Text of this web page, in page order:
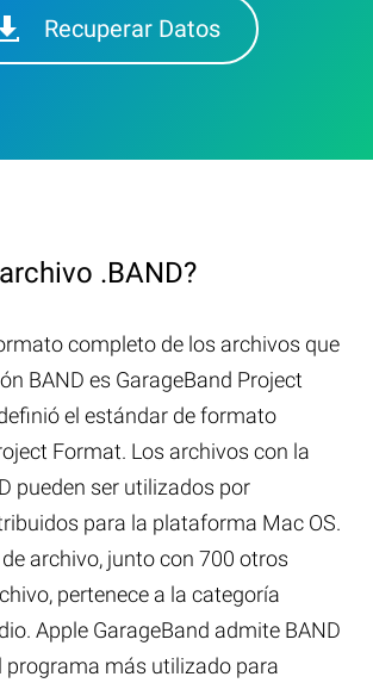
Recuperar Datos
.BAND?
completo de los archivos que
BAND es GarageBand Project
el estándar de formato
Format. Los archivos con la
pueden ser utilizados por
para la plataforma Mac OS.
archivo, junto con 700 otros
pertenece a la categoría
Apple GarageBand admite BAND
programa más utilizado para